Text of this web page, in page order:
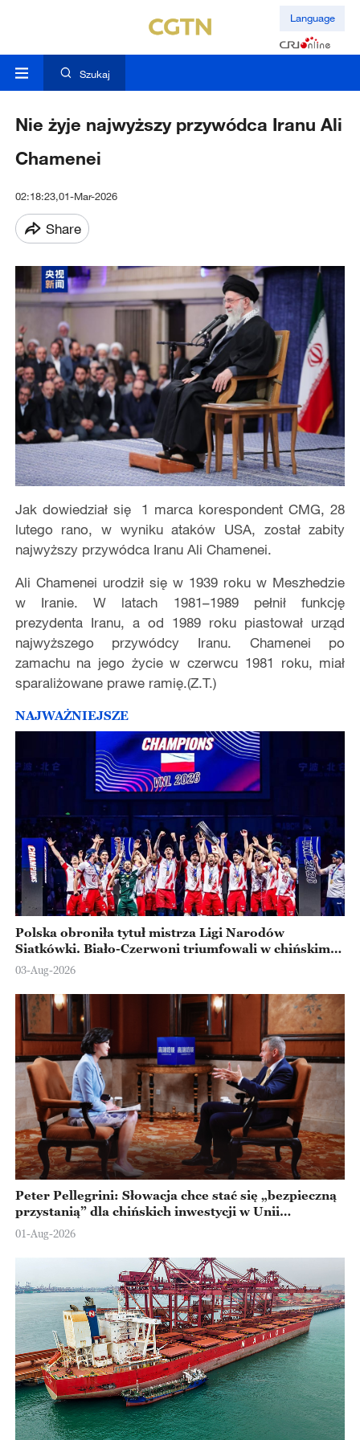
Language
Szukaj
Nie żyje najwyższy przywódca Iranu Ali
Chamenei
02:18:23,01-Mar-2026
Share
Jak dowiedział się 1 marca korespondent CMG, 28
lutego rano, w wyniku ataków USA, został zabity
najwyższy przywódca Iranu Ali Chamenei.
Ali Chamenei urodził się w 1939 roku w Meszhedzie
w Iranie. W latach 1981–1989 pełnił funkcję
prezydenta Iranu, a od 1989 roku piastował urząd
najwyższego przywódcy Iranu. Chamenei po
zamachu na jego życie w czerwcu 1981 roku, miał
sparaliżowane prawe ramię.(Z.T.)
NAJWAŻNIEJSZE
Polska obroniła tytuł mistrza Ligi Narodów
Siatkówki. Biało-Czerwoni triumfowali w chińskim
Ningbo
03-Aug-2026
Peter Pellegrini: Słowacja chce stać się „bezpieczną
przystanią” dla chińskich inwestycji w Unii
Europejskiej
01-Aug-2026